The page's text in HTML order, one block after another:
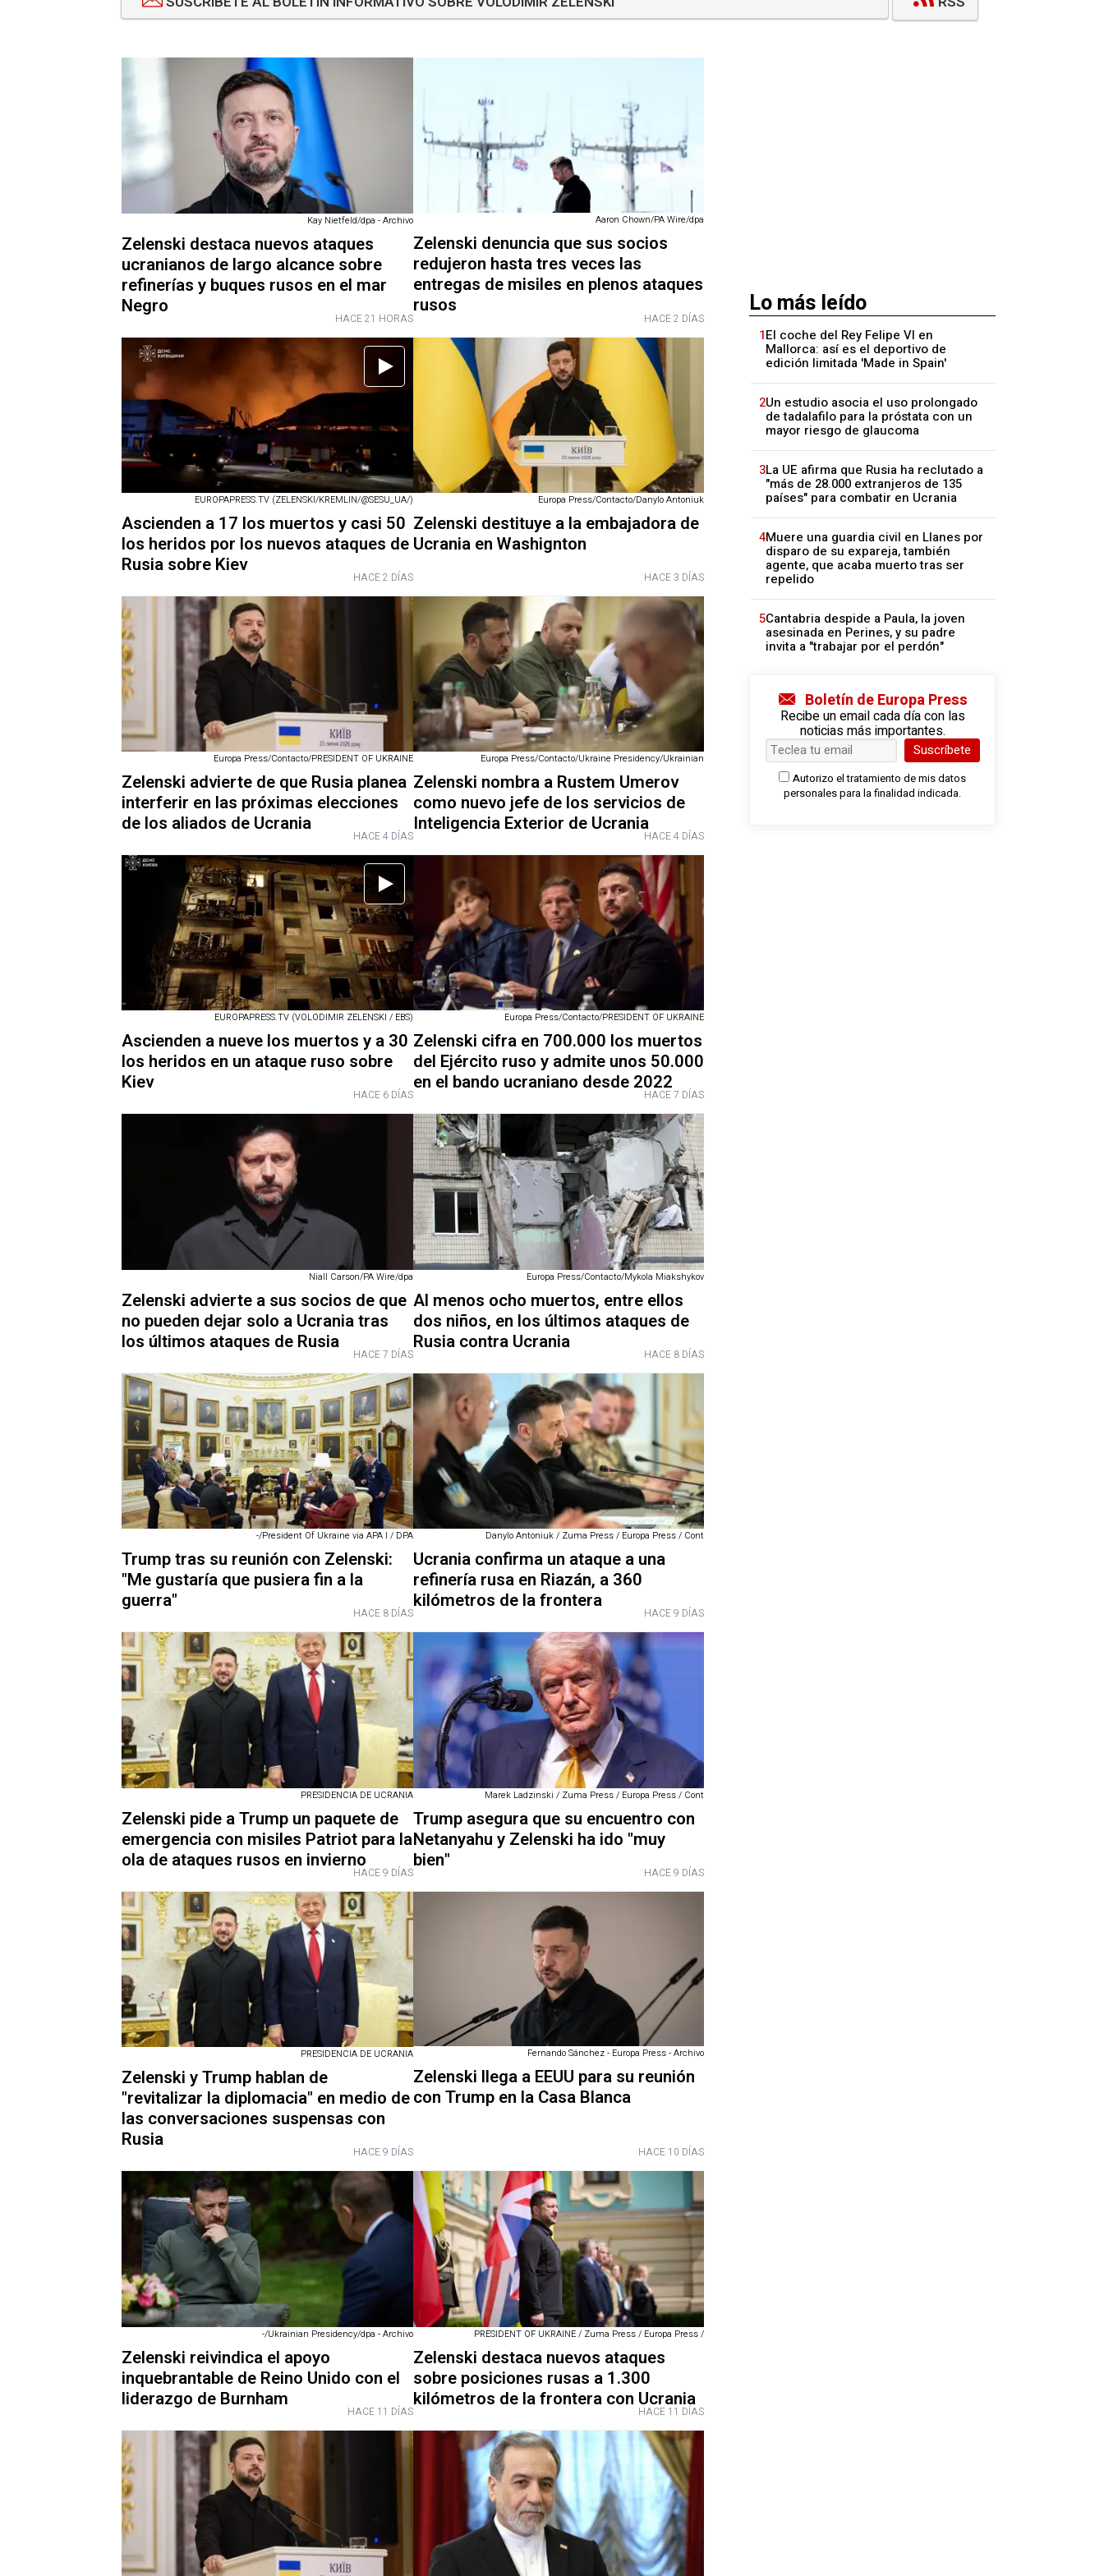
Kay Nietfeld/dpa - Archivo
Zelenski destaca nuevos ataques
ucranianos de largo alcance sobre
refinerías y buques rusos en el mar
Negro
HACE 21 HORAS
Aaron Chown/PA Wire/dpa
Zelenski denuncia que sus socios
redujeron hasta tres veces las
entregas de misiles en plenos ataques
rusos
HACE 2 DÍAS
EUROPAPRESS.TV (ZELENSKI/KREMLIN/@SESU_UA/)
Ascienden a 17 los muertos y casi 50
los heridos por los nuevos ataques de
Rusia sobre Kiev
HACE 2 DÍAS
Europa Press/Contacto/Danylo Antoniuk
Zelenski destituye a la embajadora de
Ucrania en Washignton
HACE 3 DÍAS
Europa Press/Contacto/PRESIDENT OF UKRAINE
Zelenski advierte de que Rusia planea
interferir en las próximas elecciones
de los aliados de Ucrania
HACE 4 DÍAS
Europa Press/Contacto/Ukraine Presidency/Ukrainian
Zelenski nombra a Rustem Umerov
como nuevo jefe de los servicios de
Inteligencia Exterior de UcraniaHACE 4 DÍAS
EUROPAPRESS.TV (VOLODIMIR ZELENSKI / EBS)
Ascienden a nueve los muertos y a 30
los heridos en un ataque ruso sobre
Kiev
HACE 6 DÍAS
Europa Press/Contacto/PRESIDENT OF UKRAINE
Zelenski cifra en 700.000 los muertos
del Ejército ruso y admite unos 50.000
en el bando ucraniano desde 2022HACE 7 DÍAS
Niall Carson/PA Wire/dpa
Zelenski advierte a sus socios de que
no pueden dejar solo a Ucrania tras
los últimos ataques de Rusia
HACE 7 DÍAS
Europa Press/Contacto/Mykola Miakshykov
Al menos ocho muertos, entre ellos
dos niños, en los últimos ataques de
Rusia contra Ucrania
HACE 8 DÍAS
-/President Of Ukraine via APA I / DPA
Trump tras su reunión con Zelenski:
"Me gustaría que pusiera fin a la
guerra"
HACE 8 DÍAS
Danylo Antoniuk / Zuma Press / Europa Press / Cont
Ucrania confirma un ataque a una
refinería rusa en Riazán, a 360
kilómetros de la frontera
HACE 9 DÍAS
PRESIDENCIA DE UCRANIA
Zelenski pide a Trump un paquete de
emergencia con misiles Patriot para la
ola de ataques rusos en inviernoHACE 9 DÍAS
Marek Ladzinski / Zuma Press / Europa Press / Cont
Trump asegura que su encuentro con
Netanyahu y Zelenski ha ido "muy
bien"
HACE 9 DÍAS
PRESIDENCIA DE UCRANIA
Zelenski y Trump hablan de
"revitalizar la diplomacia" en medio de
las conversaciones suspensas con
Rusia
HACE 9 DÍAS
Fernando Sánchez - Europa Press - Archivo
Zelenski llega a EEUU para su reunión
con Trump en la Casa Blanca
HACE 10 DÍAS
-/Ukrainian Presidency/dpa - Archivo
Zelenski reivindica el apoyo
inquebrantable de Reino Unido con el
liderazgo de Burnham
HACE 11 DÍAS
PRESIDENT OF UKRAINE / Zuma Press / Europa Press /
Zelenski destaca nuevos ataques
sobre posiciones rusas a 1.300
kilómetros de la frontera con Ucrania
HACE 11 DÍAS
Lo más leído
1El coche del Rey Felipe VI en
Mallorca: así es el deportivo de
edición limitada 'Made in Spain'
2Un estudio asocia el uso prolongado
de tadalafilo para la próstata con un
mayor riesgo de glaucoma
3La UE afirma que Rusia ha reclutado a
"más de 28.000 extranjeros de 135
países" para combatir en Ucrania
4Muere una guardia civil en Llanes por
disparo de su expareja, también
agente, que acaba muerto tras ser
repelido
5Cantabria despide a Paula, la joven
asesinada en Perines, y su padre
invita a "trabajar por el perdón"
Boletín de Europa Press
Recibe un email cada día con las
noticias más importantes.
Suscríbete
Autorizo el tratamiento de mis datos
personales para la finalidad indicada.